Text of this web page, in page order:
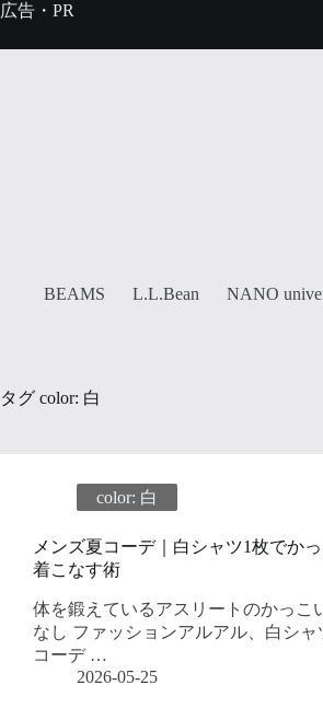
コ
テ
広告・PR
BEAMS L.L.Bean NANO
タグ color: 白
color: 白
メンズ夏コーデ｜白シャツ1枚でかっ
着こなす術
体を鍛えているアスリートのかっこ
なし ファッションアルアル、白シャ
コーデ …
2026-05-25